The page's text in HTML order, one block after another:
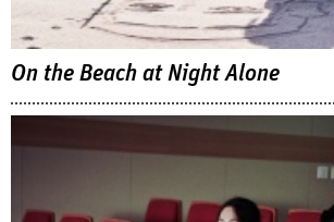
On the Beach at Night Alone